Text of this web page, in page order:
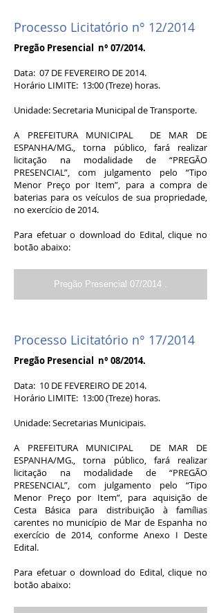
Processo Licitatório n° 12/2014
Pregão Presencial n° 07/2014.
Data: 07 DE FEVEREIRO DE 2014.
Horário LIMITE: 13:00 (Treze) horas.
Unidade: Secretaria Municipal de Transporte.
A PREFEITURA MUNICIPAL DE MAR DE
ESPANHA/MG., torna público, fará realizar
licitação na modalidade de “PREGÃO
PRESENCIAL”, com julgamento pelo “Tipo
Menor Preço por Item”, para a compra de
baterias para os veículos de sua propriedade,
no exercício de 2014.
Para efetuar o download do Edital, clique no
botão abaixo:
Pregão Presencial 07/2014 .
Processo Licitatório n° 17/2014
Pregão Presencial n° 08/2014.
Data: 10 DE FEVEREIRO DE 2014.
Horário LIMITE: 13:00 (Treze) horas.
Unidade: Secretarias Municipais.
A PREFEITURA MUNICIPAL DE MAR DE
ESPANHA/MG., torna público, fará realizar
licitação na modalidade de “PREGÃO
PRESENCIAL”, com julgamento pelo “Tipo
Menor Preço por Item”, para aquisição de
Cesta Básica para distribuição à famílias
carentes no município de Mar de Espanha no
exercício de 2014, conforme Anexo I Deste
Edital.
Para efetuar o download do Edital, clique no
botão abaixo: